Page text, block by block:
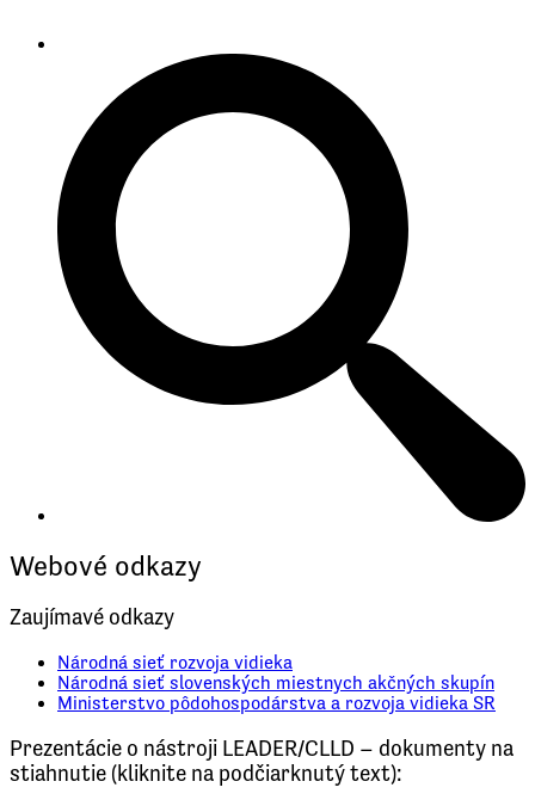
Webové odkazy
Zaujímavé odkazy
Národná sieť rozvoja vidieka
Národná sieť slovenských miestnych akčných skupín
Ministerstvo pôdohospodárstva a rozvoja vidieka SR
Prezentácie o nástroji LEADER/CLLD – dokumenty na
stiahnutie (kliknite na podčiarknutý text):